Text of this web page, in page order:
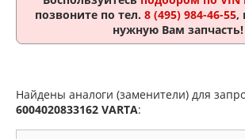
позвоните по тел. 8 (495) 984-46-55,
нужную Вам запчасть!
Найдены аналоги (заменители) для
6004020833162 VARTA: